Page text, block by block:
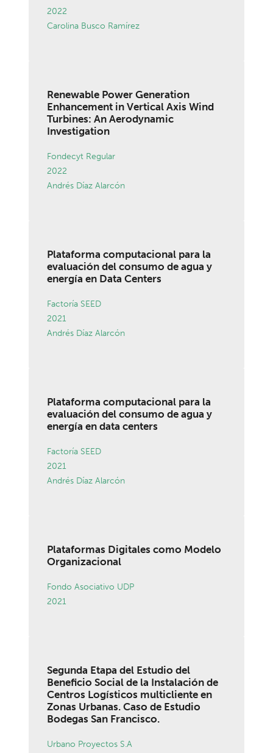
2022
Carolina Busco Ramírez
Renewable Power Generation
Enhancement in Vertical Axis Wind
Turbines: An Aerodynamic
Investigation
Fondecyt Regular
2022
Andrés Díaz Alarcón
Plataforma computacional para la
evaluación del consumo de agua y
energía en Data Centers
Factoría SEED
2021
Andrés Díaz Alarcón
Plataforma computacional para la
evaluación del consumo de agua y
energía en data centers
Factoría SEED
2021
Andrés Díaz Alarcón
Plataformas Digitales como Modelo
Organizacional
Fondo Asociativo UDP
2021
Segunda Etapa del Estudio del
Beneficio Social de la Instalación de
Centros Logísticos multicliente en
Zonas Urbanas. Caso de Estudio
Bodegas San Francisco.
Urbano Proyectos S.A